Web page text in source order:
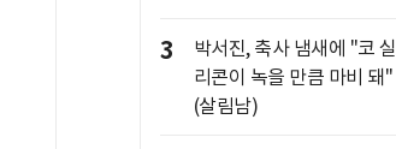
3
박서진, 축사 냄새에 "코 실
리콘이 녹을 만큼 마비 돼"
(살림남)